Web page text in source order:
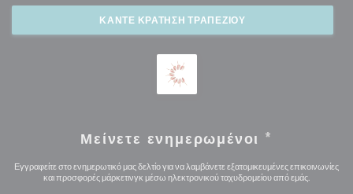
ΚΆΝΤΕ ΚΡΆΤΗΣΗ ΤΡΑΠΕΖΙΟΎ
Μείνετε ενημερωμένοι *
Εγγραφείτε στο ενημερωτικό μας δελτίο για να λαμβάνετε εξατομικευμένες επικοινωνίες
και προσφορές μάρκετινγκ μέσω ηλεκτρονικού ταχυδρομείου από εμάς.